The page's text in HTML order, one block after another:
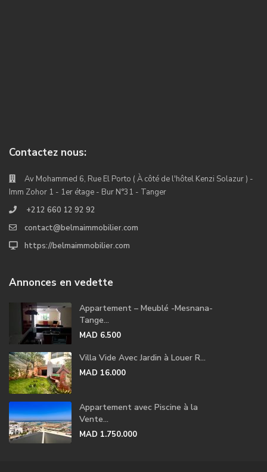
Contactez nous:
Av Mohammed 6, Rue El Porto ( À côté de l'hôtel Kenzi Solazur ) -
Imm Zohor 1 - 1er étage - Bur N°31 - Tanger
+212 660 12 92 92
contact@belmaimmobilier.com
https://belmaimmobilier.com
Annonces en vedette
Appartement – Meublé -Mesnana-
Tange...
MAD 6.500
Villa Vide Avec Jardin à Louer R...
MAD 16.000
Appartement avec Piscine à la
Vente...
MAD 1.750.000